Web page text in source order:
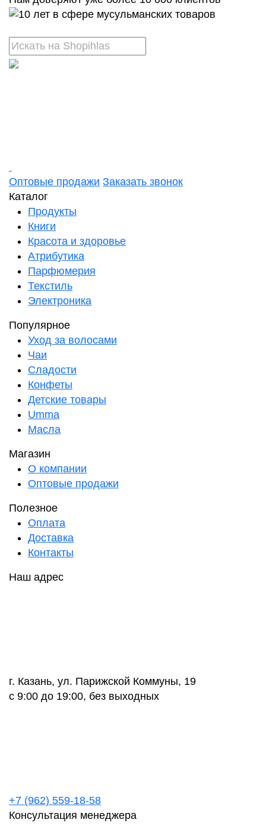
Оптовые продажи Заказать звонок
Каталог
Продукты
Книги
Красота и здоровье
Атрибутика
Парфюмерия
Текстиль
Электроника
Популярное
Уход за волосами
Чаи
Сладости
Конфеты
Детские товары
Umma
Масла
Магазин
О компании
Оптовые продажи
Полезное
Оплата
Доставка
Контакты
Наш адрес
г. Казань, ул. Парижской Коммуны, 19
с 9:00 до 19:00, без выходных
+7 (962) 559-18-58
Консультация менеджера